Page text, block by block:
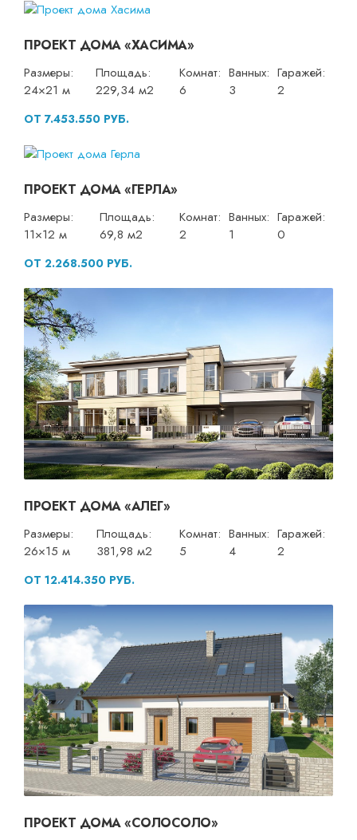
ПРОЕКТ ДОМА «ХАСИМА»
Размеры:
24×21 м
Площадь:
229,34 м2
Комнат:
6
Ванных:
3
Гаражей:
2
ОТ 7.453.550 РУБ.
ПРОЕКТ ДОМА «ГЕРЛА»
Размеры:
11×12 м
Площадь:
69,8 м2
Комнат:
2
Ванных:
1
Гаражей:
0
ОТ 2.268.500 РУБ.
ПРОЕКТ ДОМА «АЛЕГ»
Размеры:
26×15 м
Площадь:
381,98 м2
Комнат:
5
Ванных:
4
Гаражей:
2
ОТ 12.414.350 РУБ.
ПРОЕКТ ДОМА «СОЛОСОЛО»